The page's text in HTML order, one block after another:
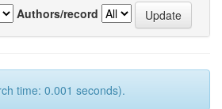
Authors/record
time: 0.001 seconds).